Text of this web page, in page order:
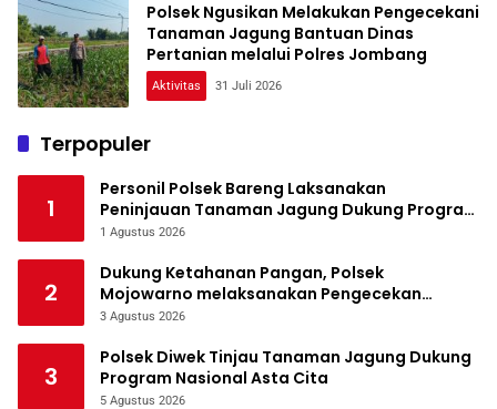
Polsek Ngusikan Melakukan Pengecekani
Tanaman Jagung Bantuan Dinas
Pertanian melalui Polres Jombang
Aktivitas 31 Juli 2026
Terpopuler
1
Personil Polsek Bareng Laksanakan
Peninjauan Tanaman Jagung Dukung Program
Ketahanan Pangan
1 Agustus 2026
2
Dukung Ketahanan Pangan, Polsek
Mojowarno melaksanakan Pengecekan
Tanaman Jagung
3 Agustus 2026
3
Polsek Diwek Tinjau Tanaman Jagung Dukung
Program Nasional Asta Cita
5 Agustus 2026